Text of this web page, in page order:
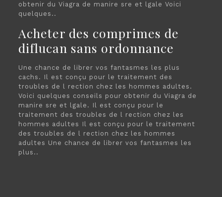
obtenir du Viagra de manire sre et lgale Voici
quelques..
Acheter des comprimes de
diflucan sans ordonnance
Une chance de librer vos fantasmes les plus
cachs. Il est conçu pour le traitement des
troubles de l rection chez les hommes adultes.
Voici quelques conseils pour obtenir du Viagra de
manire sre et lgale. Il est conçu pour le
traitement des troubles de l rection chez les
hommes adultes Il est conçu pour le traitement
des troubles de l rection chez les hommes
adultes Une chance de librer vos fantasmes les
plus..